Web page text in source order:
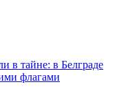
в тайне: в Белграде
флагами